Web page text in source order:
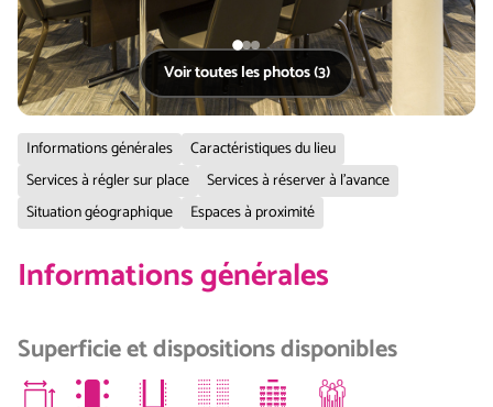
Voir toutes les photos (3)
Informations générales
Caractéristiques du lieu
Services à régler sur place
Services à réserver à l'avance
Situation géographique
Espaces à proximité
Informations générales
Superficie et dispositions disponibles